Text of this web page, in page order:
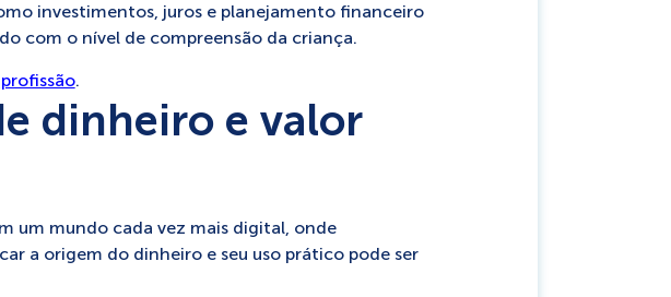
investimentos, juros e planejamento financeiro
com o nível de compreensão da criança.
.
dinheiro e valor
um mundo cada vez mais digital, onde
a origem do dinheiro e seu uso prático pode ser